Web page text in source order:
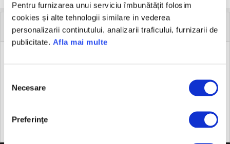
Pentru furnizarea unui serviciu îmbunătățit folosim
cookies și alte tehnologii similare in vederea
personalizarii continutului, analizarii traficului, furnizarii de
publicitate. Afla mai multe
consimțământului
Necesare
Preferinţe
WEBMASTER RESSOURCEN
180x150 (pixels)